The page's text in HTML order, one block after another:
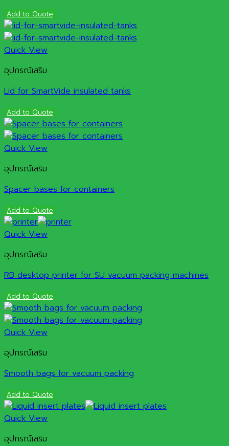
Add to Quote
Quick View
อุปกรณ์เสริม
Lid for SmartVide insulated tanks
Add to Quote
Quick View
อุปกรณ์เสริม
Spacer bases for containers
Add to Quote
Quick View
อุปกรณ์เสริม
RB desktop printer for SU vacuum packing machines
Add to Quote
Quick View
อุปกรณ์เสริม
Smooth bags for vacuum packing
Add to Quote
Quick View
อุปกรณ์เสริม